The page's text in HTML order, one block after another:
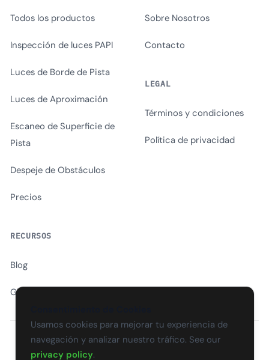
Todos los productos
Inspección de luces PAPI
Luces de Borde de Pista
Luces de Aproximación
Escaneo de Superficie de
Pista
Despeje de Obstáculos
Precios
RECURSOS
Blog
Glosario
Sobre Nosotros
Contacto
LEGAL
Términos y condiciones
Política de privacidad
CS DE
Usamos cookies para mejorar tu experiencia de
navegación y analizar nuestro tráfico. See our
privacy policy.